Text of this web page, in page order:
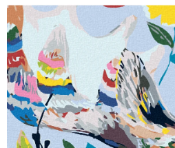
wynosi
0,0
na
5
gwiazdek.